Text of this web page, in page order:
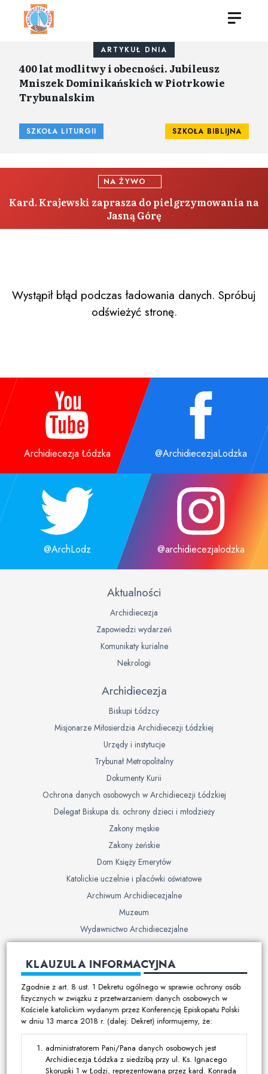
ARTYKUŁ DNIA
400 lat modlitwy i obecności. Jubileusz
Mniszek Dominikańskich w Piotrkowie
Trybunalskim
SZKOŁA LITURGII SZKOŁA BIBLIJNA
NA ŻYWO
Kard. Krajewski zaprasza do pielgrzymowania na
Jasną Górę
Wystąpił błąd podczas ładowania danych. Spróbuj
odświeżyć stronę.
Archidiecezja Łódzka @ArchidiecezjaLodzka
@ArchLodz @archidiecezjalodzka
Aktualności
Archidiecezja
Zapowiedzi wydarzeń
Komunikaty kurialne
Nekrologi
Archidiecezja
Biskupi Łódzcy
Misjonarze Miłosierdzia Archidiecezji Łódzkiej
Urzędy i instytucje
Trybunał Metropolitalny
Dokumenty Kurii
Ochrona danych osobowych w Archidiecezji Łódzkiej
Delegat Biskupa ds. ochrony dzieci i młodzieży
Zakony męskie
Zakony żeńskie
Dom Księży Emerytów
Katolickie uczelnie i placówki oświatowe
Archiwum Archidiecezjalne
Muzeum
Wydawnictwo Archidiecezjalne
Cmentarze
Duszpasterstwo
Program duszpasterski
Kalendarz pracy duszpasterskiej
Duszpasterstwo specjalistyczne
Ruchy i stowarzyszenia
KLAUZULA INFORMACYJNA
Zgodnie z art. 8 ust. 1 Dekretu ogólnego w sprawie ochrony osób
fizycznych w związku z przetwarzaniem danych osobowych w
Kościele katolickim wydanym przez Konferencję Episkopatu Polski
w dniu 13 marca 2018 r. (dalej: Dekret) informujemy, że:
administratorem Pani/Pana danych osobowych jest
Archidiecezja Łódzka z siedzibą przy ul. Ks. Ignacego
Skorupki 1 w Łodzi, reprezentowana przez kard. Konrada